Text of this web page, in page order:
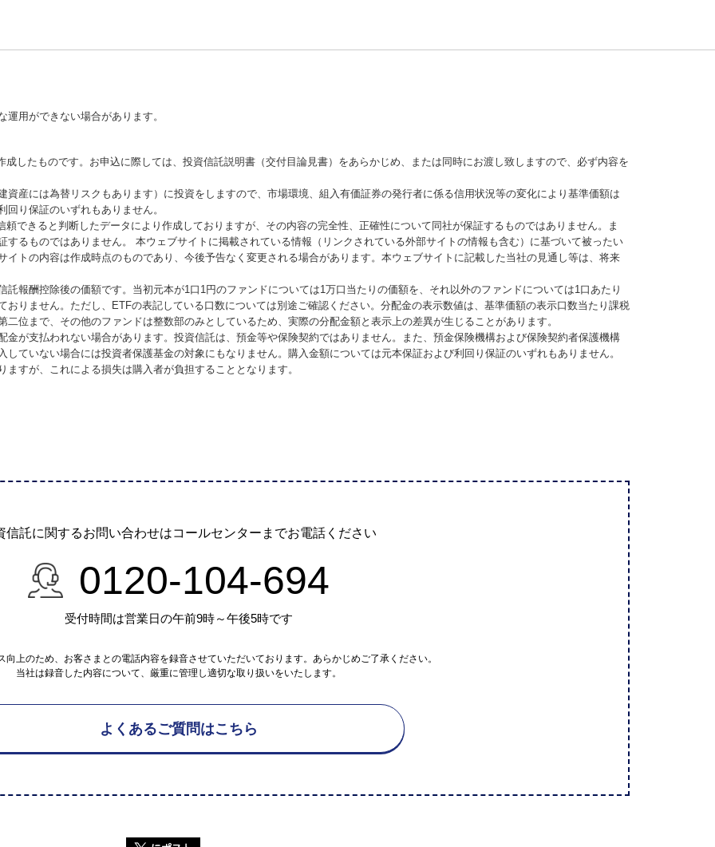
用ができない場合があります。
したものです。お申込に際しては、投資信託説明書（交付目論見書）をあらかじめ、または同時にお渡し致しますので、必ず内容を
産には為替リスクもあります）に投資をしますので、市場環境、組入有価証券の発行者に係る信用状況等の変化により基準価額は
り保証のいずれもありません。
できると判断したデータにより作成しておりますが、その内容の完全性、正確性について同社が保証するものではありません。ま
るものではありません。 本ウェブサイトに掲載されている情報（リンクされている外部サイトの情報も含む）に基づいて被ったい
トの内容は作成時点のものであり、今後予告なく変更される場合があります。本ウェブサイトに記載した当社の見通し等は、将来
報酬控除後の価額です。当初元本が1口1円のファンドについては1万口当たりの価額を、それ以外のファンドについては1口あたり
りません。ただし、ETFの表記している口数については別途ご確認ください。分配金の表示数値は、基準価額の表示口数当たり課税
位まで、その他のファンドは整数部のみとしているため、実際の分配金額と表示上の差異が生じることがあります。
が支払われない場合があります。投資信託は、預金等や保険契約ではありません。また、預金保険機構および保険契約者保護機構
ていない場合には投資者保護基金の対象にもなりません。購入金額については元本保証および利回り保証のいずれもありません。
すが、これによる損失は購入者が負担することとなります。
信託に関するお問い合わせはコールセンターまでお電話ください
0120-104-694
受付時間は営業日の午前9時～午後5時です
向上のため、お客さまとの電話内容を録音させていただいております。あらかじめご了承ください。
当社は録音した内容について、厳重に管理し適切な取り扱いをいたします。
よくあるご質問はこちら